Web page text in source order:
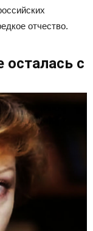
отчество.
осталась с